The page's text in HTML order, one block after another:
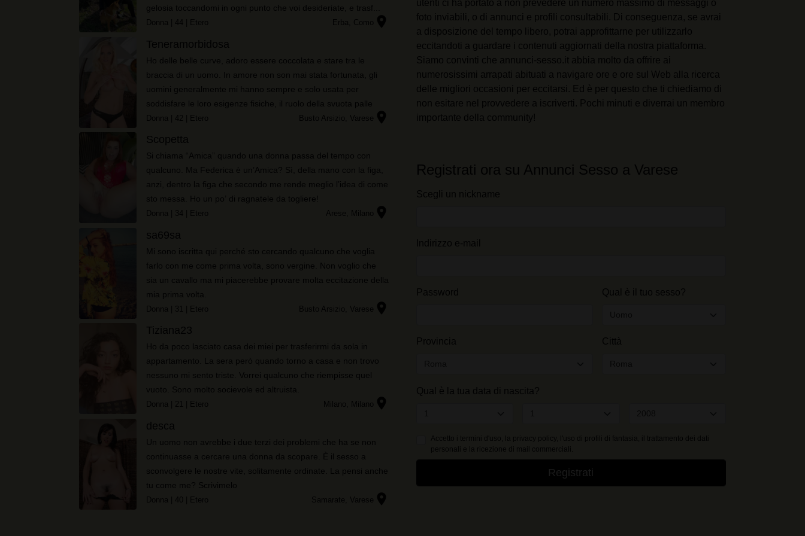
solo a scopo illustrativo.
Riconosco che annunci-sesso.it non effettua indagini sui
precedenti dei suoi membri e che il sito Web non tenta
altrimenti di verificare l'esattezza delle dichiarazioni rese dai
suoi membri.
gelosia toccandomi in ogni punto che voi desideriate, e trasf...
Erba , Como location_on
Donna | Etero
Teneramorbidosa
Ho delle belle curve, adoro essere coccolata e stare tra le
braccia di un uomo. In amore non son mai stata fortunata, gli
uomini generalmente mi hanno sempre e solo usata per
soddisfare le loro esigenze fisiche, il ruolo della svuota palle
però non ...
Busto Arsizio , Varese location_on
Donna | Etero
Scopetta
Si chiama “Amica” quando una donna passa del tempo con
qualcuno. Ma Federica è un’Amica? Sì, della mano con la figa,
anzi, dentro la figa che secondo me rende meglio l’idea di come
sto messa. Ho un po’ di ragnatele da togliere!
Arese , Milano location_on
Donna | 34 | Etero
sa69sa
Mi sono iscritta qui perché sto cercando qualcuno che voglia
farlo con me come prima volta, sono vergine. Non voglio che
sia un cavallo ma mi piacerebbe provare molta eccitazione della
mia prima volta.
Busto Arsizio , Varese location_on
Donna | 31 | Etero
Tiziana23
Ho da poco lasciato casa dei miei per trasferirmi da sola in
appartamento. La sera però quando torno a casa e non trovo
nessuno mi sento triste. Vorrei qualcuno che riempisse quel
vuoto. Sono molto socievole ed altruista.
Milano , Milano location_on
Donna | 21 | Etero
desca
Un uomo non avrebbe i due terzi dei problemi che ha se non
continuasse a cercare una donna da scopare. È il sesso a
sconvolgere le nostre vite, solitamente ordinate. La pensi anche
tu come me? Scrivimelo
Samarate , Varese location_on
Donna | Etero
utenti ci ha portato a non prevedere un numero massimo di messaggi o
foto inviabili, o di annunci e profili consultabili. Di conseguenza, se avrai
a disposizione del tempo libero, potrai approfittarne per utilizzarlo
eccitandoti a guardare i contenuti aggiornati della nostra piattaforma.
Siamo convinti che annunci-sesso.it abbia molto da offrire ai
numerosissimi arrapati abituati a navigare ore e ore sul Web alla ricerca
delle migliori occasioni per eccitarsi. Ed è per questo che ti chiediamo di
non esitare nel provvedere a iscriverti. Pochi minuti e diverrai un membro
importante della community!
Registrati ora su Annunci Sesso a Varese
Scegli un nickname
Indirizzo e-mail
Password Qual è il tuo sesso?
Provincia Città
Qual è la tua data di nascita?
Accetto i termini d'uso , la privacy policy, l'uso di profili di fantasia, il trattamento dei dati
personali e la ricezione di mail commerciali.
Registrati